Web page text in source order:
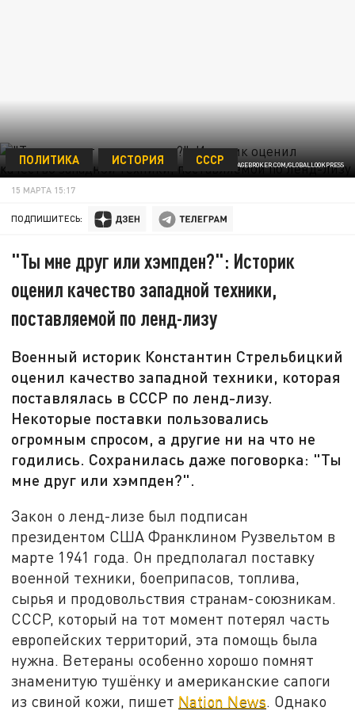
HARRY LAUB/IMAGEBROKER.COM/GLOBALLOOKPRESS
ПОЛИТИКА ИСТОРИЯ СССР
15 МАРТА 15:17
ПОДПИШИТЕСЬ:
"Ты мне друг или хэмпден?": Историк
оценил качество западной техники,
поставляемой по ленд-лизу
Военный историк Константин Стрельбицкий
оценил качество западной техники, которая
поставлялась в СССР по ленд-лизу.
Некоторые поставки пользовались
огромным спросом, а другие ни на что не
годились. Сохранилась даже поговорка: "Ты
мне друг или хэмпден?".
Закон о ленд-лизе был подписан
президентом США Франклином Рузвельтом в
марте 1941 года. Он предполагал поставку
военной техники, боеприпасов, топлива,
сырья и продовольствия странам-союзникам.
СССР, который на тот момент потерял часть
европейских территорий, эта помощь была
нужна. Ветераны особенно хорошо помнят
знаменитую тушёнку и американские сапоги
из свиной кожи, пишет Nation News. Однако